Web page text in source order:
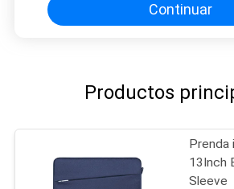
Continuar
Productos
Prenda
13Inch
Sleeve